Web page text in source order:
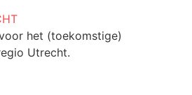
het (toekomstige)
Utrecht.